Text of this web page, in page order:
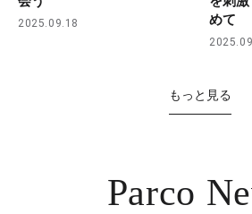
2025.09.18
めて
もっと見る
Parco